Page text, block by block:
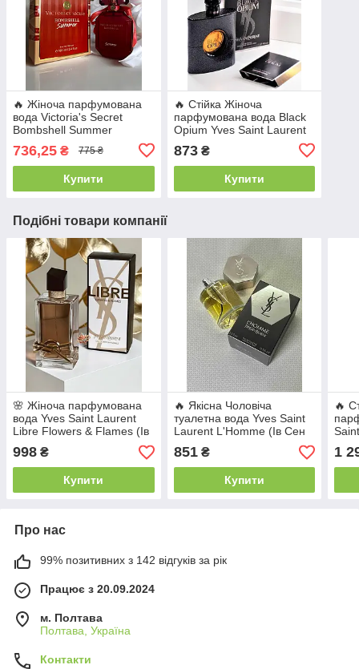
🔥 Жіноча парфумована
вода Victoria's Secret
Bombshell Summer
(Вікторія Сікрет Бомбшел
Самер) 100 мл. Фруктово-
квітковий аромат
736,25 ₴ 775 ₴
Купити
🔥 Стійка Жіноча
парфумована вода Black
Opium Yves Saint Laurent
(Ів Сен Лоран Блек Опіум)
90 мл. Пряно-східний
аромат з кавою
873₴
Купити
Подібні товари компанії
🌸 Жіноча парфумована
вода Yves Saint Laurent
Libre Flowers & Flames (Ів
Сен Лоран Лібре Флауерс
Флеймс) 100 мл Квіткові
Солодкі
998 ₴
Купити
🔥 Якісна Чоловіча
туалетна вода Yves Saint
Laurent L'Homme (Ів Сен
Лоран Л'Хомм) 100 мл.
Стійка деревинно-
квітковий аромат
851₴
Купити
🔥
Nue
Ню)
1
Про нас
99% позитивних з 142 відгуків за рік
Працює з 20.09.2024
м. Полтава
Полтава, Україна
Контакти